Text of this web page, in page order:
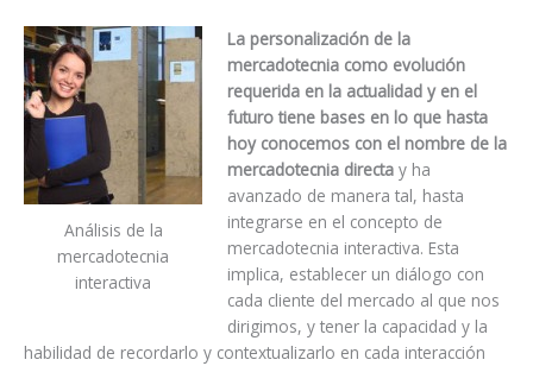
Análisis de la
mercadotecnia
interactiva
La personalización de la
mercadotecnia como evolución
requerida en la actualidad y en el
futuro tiene bases en lo que hasta
hoy conocemos con el nombre de la
mercadotecnia directay ha
avanzado de manera tal, hasta
integrarse en el concepto de
mercadotecnia interactiva. Esta
implica, establecer un diálogo con
cada cliente del mercado al que nos
dirigimos, y tener la capacidad y la
habilidad de recordarlo y contextualizarlo en cada interacción